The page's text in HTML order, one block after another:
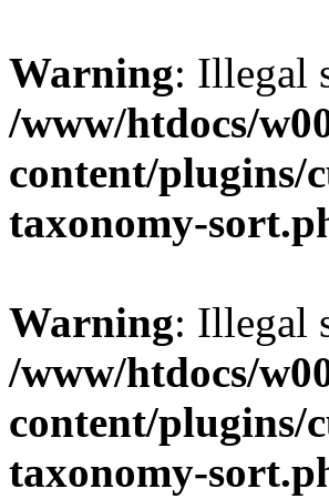
Warning: Illegal
/www/htdocs/
content/plugins/
taxonomy-
Warning: Illegal
/www/htdocs/
content/plugins/
taxonomy-